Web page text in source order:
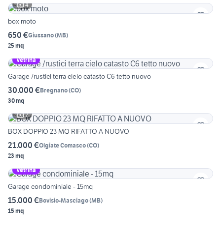
4
box moto
650 €Giussano(MB)
25 mq
Vetrina
Garage /rustici terra cielo catasto C6 tetto nuovo
30.000 €Bregnano(CO)
30 mq
2
BOX DOPPIO 23 MQ RIFATTO A NUOVO
21.000 €Olgiate Comasco(CO)
23 mq
Vetrina
Garage condominiale - 15mq
15.000 €Bovisio-Masciago(MB)
15 mq